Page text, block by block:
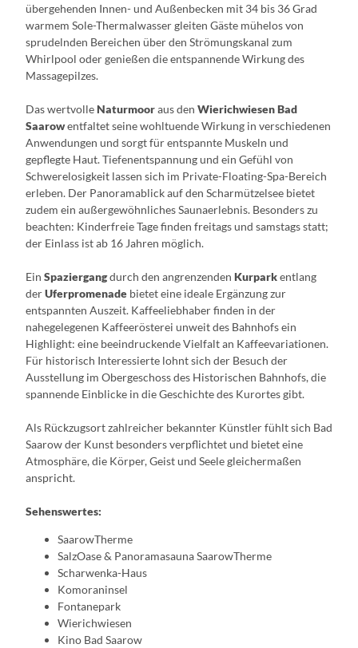
übergehenden Innen- und Außenbecken mit 34 bis 36 Grad
warmem Sole-Thermalwasser gleiten Gäste mühelos von
sprudelnden Bereichen über den Strömungskanal zum
Whirlpool oder genießen die entspannende Wirkung des
Massagepilzes.
Das wertvolleNaturmooraus den Wierichwiesen Bad
Saarowentfaltet seine wohltuende Wirkung in verschiedenen
Anwendungen und sorgt für entspannte Muskeln und
gepflegte Haut. Tiefenentspannung und ein Gefühl von
Schwerelosigkeit lassen sich im Private-Floating-Spa-Bereich
erleben. Der Panoramablick auf den Scharmützelsee bietet
zudem ein außergewöhnliches Saunaerlebnis. Besonders zu
beachten: Kinderfreie Tage finden freitags und samstags statt;
der Einlass ist ab 16 Jahren möglich.
Ein Spaziergangdurch den angrenzenden Kurparkentlang
derUferpromenade bietet eine ideale Ergänzung zur
entspannten Auszeit. Kaffeeliebhaber finden in der
nahegelegenen Kaffeerösterei unweit des Bahnhofs ein
Highlight: eine beeindruckende Vielfalt an Kaffeevariationen.
Für historisch Interessierte lohnt sich der Besuch der
Ausstellung im Obergeschoss des Historischen Bahnhofs, die
spannende Einblicke in die Geschichte des Kurortes gibt.
Als Rückzugsort zahlreicher bekannter Künstler fühlt sich Bad
Saarow der Kunst besonders verpflichtet und bietet eine
Atmosphäre, die Körper, Geist und Seele gleichermaßen
anspricht.
Sehenswertes:
SaarowTherme
SalzOase & Panoramasauna SaarowTherme
Scharwenka-Haus
Komoraninsel
Fontanepark
Wierichwiesen
Kino Bad Saarow